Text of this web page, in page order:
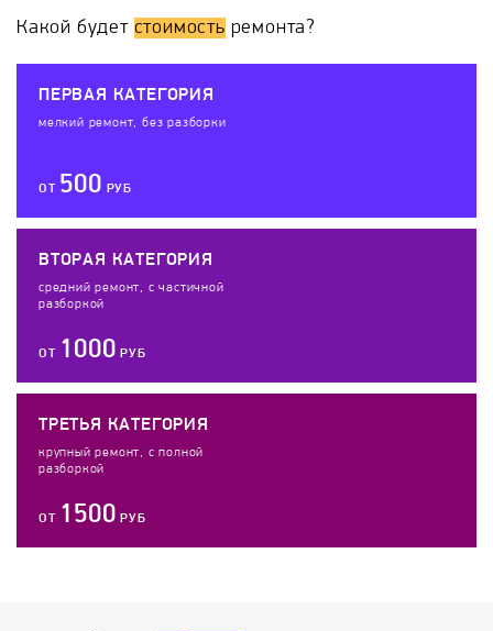
Какой будет стоимость ремонта?
ПЕРВАЯ КАТЕГОРИЯ
мелкий ремонт, без разборки
ОТ 500 РУБ
ВТОРАЯ КАТЕГОРИЯ
средний ремонт, с частичной
разборкой
ОТ 1000 РУБ
ТРЕТЬЯ КАТЕГОРИЯ
крупный ремонт, с полной
разборкой
ОТ 1500 РУБ